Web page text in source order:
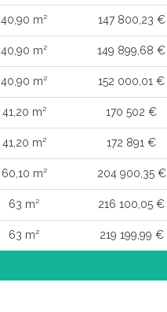
40,90 m² 147 800,23 €
40,90 m² 149 899,68 €
40,90 m² 152 000,01 €
41,20 m² 170 502 €
41,20 m² 172 891 €
60,10 m² 204 900,35 €
63 m² 216 100,05 €
63 m² 219 199,99 €